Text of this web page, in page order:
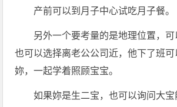
产前可以到月子中心试吃月子餐。
另外一个要考量的是地理位置，可
也可以选择离老公公司近，他下了班
妳，一起学着照顾宝宝。
如果妳是生二宝，也可以询问大